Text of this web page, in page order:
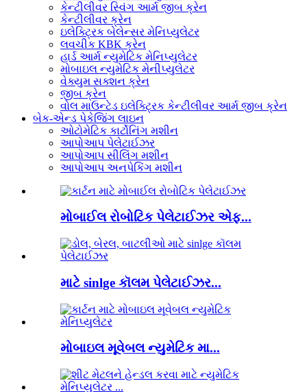
કેન્ટીલીવર સ્વિંગ આર્મ જીબ ક્રેન
કેન્ટીલીવર ક્રેન
ઇલેક્ટ્રિક બેલેન્સર મેનિપ્યુલેટર
લવચીક KBK ક્રેન
હાર્ડ આર્મ ન્યુમેટિક મેનિપ્યુલેટર
મોબાઇલ ન્યુમેટિક મેનીપ્યુલેટર
વેક્યુમ સક્શન ક્રેન
જીબ ક્રેન
વોલ માઉન્ટેડ ઇલેક્ટ્રિક કેન્ટીલીવર આર્મ જીબ ક્રેન
બેક-એન્ડ પેકેજિંગ લાઇન
ઓટોમેટિક કાર્ટોનિંગ મશીન
આપોઆપ પેલેટાઈઝર
આપોઆપ સીલિંગ મશીન
આપોઆપ અનપેકિંગ મશીન
મોબાઈલ રોબોટિક પેલેટાઈઝર એફ...
માટે sinlge કૉલમ પેલેટાઈઝર...
મોબાઇલ મૂવેબલ ન્યુમેટિક મા...